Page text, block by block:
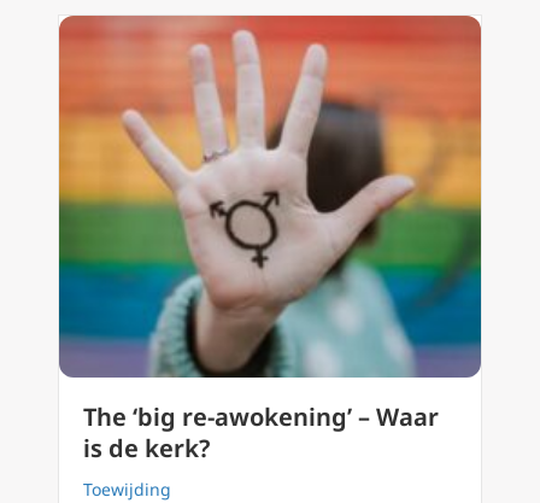
The ‘big re-awokening’ – Waar
is de kerk?
Toewijding